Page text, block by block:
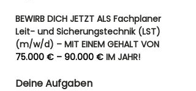
BEWIRB DICH JETZT ALS Fachplaner
Leit- und Sicherungstechnik (LST)
(m/w/d) – MIT EINEM GEHALT VON
75.000 € – 90.000 € IM JAHR!
Deine Aufgaben